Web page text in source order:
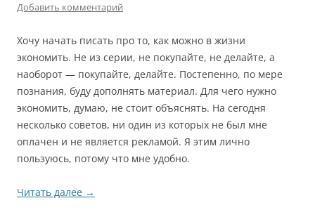
Добавить комментарий
Хочу начать писать про то, как можно в жизни
экономить. Не из серии, не покупайте, не делайте, а
наоборот — покупайте, делайте. Постепенно, по мере
познания, буду дополнять материал. Для чего нужно
экономить, думаю, не стоит объяснять. На сегодня
несколько советов, ни один из которых не был мне
оплачен и не является рекламой. Я этим лично
пользуюсь, потому что мне удобно.
Читать далее →